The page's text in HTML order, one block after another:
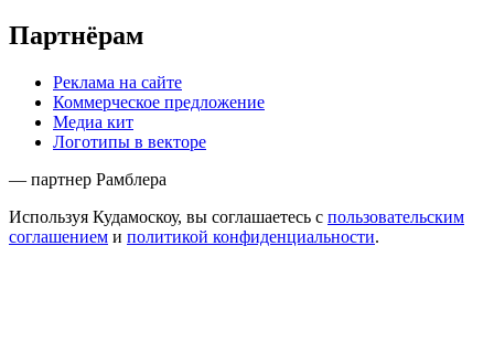
Партнёрам
Реклама на сайте
Коммерческое предложение
Медиа кит
Логотипы в векторе
— партнер Рамблера
Используя Кудамоскоу, вы соглашаетесь с пользовательским
соглашением и политикой конфиденциальности.